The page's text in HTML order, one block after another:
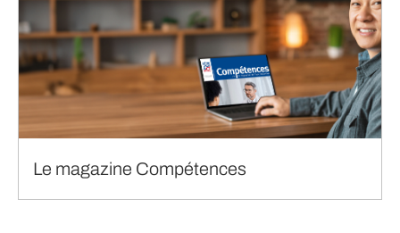
Le magazine Compétences